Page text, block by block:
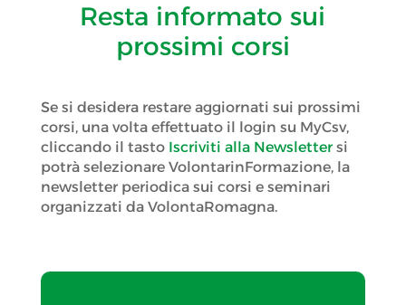
Resta informato sui
prossimi corsi
Se si desidera restare aggiornati sui prossimi
corsi, una volta effettuato il login su MyCsv,
cliccando il tasto Iscriviti alla Newslettersi
potrà selezionare VolontarinFormazione, la
newsletter periodica sui corsi e seminari
organizzati da VolontaRomagna.